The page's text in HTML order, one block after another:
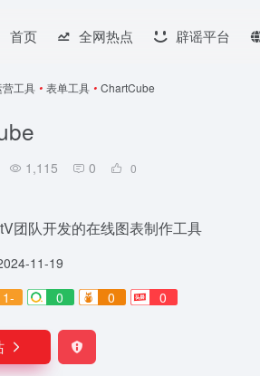
首页 全网热点 辟谣平台
营工具 • 表单工具 • ChartCube
1,115 0 0
团队开发的在线图表制作工具
11-19
1- 0 0 0